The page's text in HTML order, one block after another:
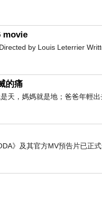
乃木坂46演唱會
46演出阿阿！
點多就到，一路
女生也要買手燈，
的厭世工讀生結
、所有團員的個人
movie
by Louis Leterrier
的痛
天，媽媽就是地；爸爸年輕
》及其官方MV預告片已正